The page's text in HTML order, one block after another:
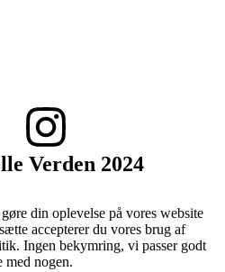
Verden 2024
din oplevelse på vores website
accepterer du vores brug af
Ingen bekymring, vi passer godt
med nogen.